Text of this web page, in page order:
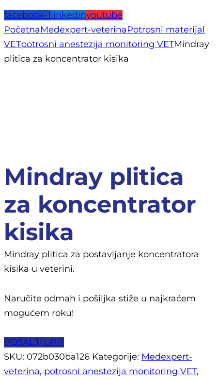
facebook-1linkedinyoutube
PočetnaMedexpert-veterinaPotrosni materijal
VETpotrosni anestezija monitoring VETMindray
plitica za koncentrator kisika
Mindray plitica
za koncentrator
kisika
Mindray plitica za postavljanje koncentratora
kisika u veterini.
Naručite odmah i pošiljka stiže u najkraćem
mogućem roku!
POŠALJI UPIT
SKU: 072b030ba126 Kategorije: Medexpert-
veterina, potrosni anestezija monitoring VET,